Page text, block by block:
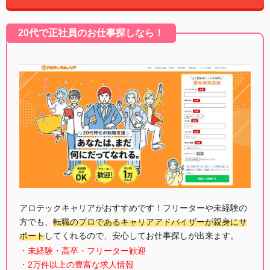
20代で正社員のお仕事探しなら！
アロテックキャリアがおすすめです！フリーターや未経験の
方でも、 転職のプロであるキャリアアドバイザーが親身にサ
ポートしてくれるので、安心してお仕事探しが出来ます。
・未経験・高卒・フリーター歓迎
・2万件以上の豊富な求人情報